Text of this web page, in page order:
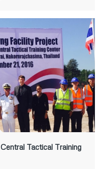
Tactical Training